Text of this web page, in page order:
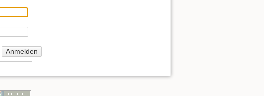
Anmelden